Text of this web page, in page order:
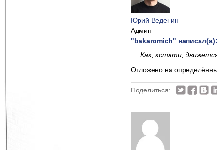
Юрий Веденин
Админ
"bakaromich" написал(а):
Как, кстати,
Отложено на
Поделиться: